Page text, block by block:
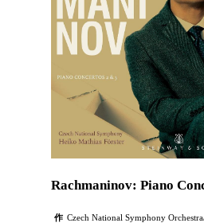
Rachmaninov: Piano
作 Czech National Symphony